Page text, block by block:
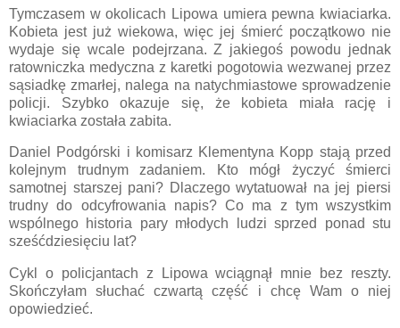
Tymczasem w okolicach Lipowa umiera pewna kwiaciarka.
Kobieta jest już wiekowa, więc jej śmierć początkowo nie
wydaje się wcale podejrzana. Z jakiegoś powodu jednak
ratowniczka medyczna z karetki pogotowia wezwanej przez
sąsiadkę zmarłej, nalega na natychmiastowe sprowadzenie
policji. Szybko okazuje się, że kobieta miała rację i
kwiaciarka została zabita.
Daniel Podgórski i komisarz Klementyna Kopp stają przed
kolejnym trudnym zadaniem. Kto mógł życzyć śmierci
samotnej starszej pani? Dlaczego wytatuował na jej piersi
trudny do odcyfrowania napis? Co ma z tym wszystkim
wspólnego historia pary młodych ludzi sprzed ponad stu
sześćdziesięciu lat?
Cykl o policjantach z Lipowa wciągnął mnie bez reszty.
Skończyłam słuchać czwartą część i chcę Wam o niej
opowiedzieć.